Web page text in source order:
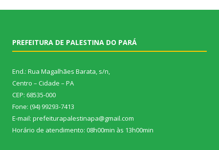
PREFEITURA DE PALESTINA DO PARÁ
End.: Rua Magalhães Barata, s/n,
Centro – Cidade – PA
CEP: 68535-000
Fone: (94) 99293-7413
E-mail: prefeiturapalestinapa@gmail.com
Horário de atendimento: 08h00min às 13h00min